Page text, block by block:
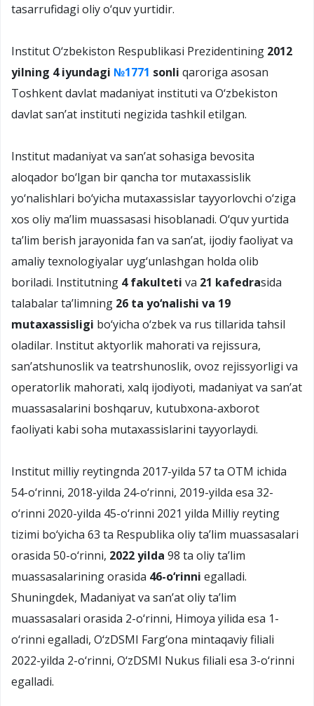
tasarrufidagi oliy о‘quv yurtidir.
Institut О‘zbekiston Respublikasi Prezidentining 2012
yilning 4 iyundagi №1771 sonli qaroriga asosan
Toshkent davlat madaniyat instituti va О‘zbekiston
davlat san’at instituti negizida tashkil etilgan.
Institut madaniyat va san’at sohasiga bevosita
aloqador bо‘lgan bir qancha tor mutaxassislik
yо‘nalishlari bо‘yicha mutaxassislar tayyorlovchi о‘ziga
xos oliy ma’lim muassasasi hisoblanadi. О‘quv yurtida
ta’lim berish jarayonida fan va san’at, ijodiy faoliyat va
amaliy texnologiyalar uyg‘unlashgan holda olib
boriladi. Institutning 4 fakulteti va 21 kafedrasida
talabalar ta’limning 26 ta yо‘nalishi va 19
mutaxassisligi bо‘yicha о‘zbek va rus tillarida tahsil
oladilar. Institut aktyorlik mahorati va rejissura,
san’atshunoslik va teatrshunoslik, ovoz rejissyorligi va
operatorlik mahorati, xalq ijodiyoti, madaniyat va san’at
muassasalarini boshqaruv, kutubxona-axborot
faoliyati kabi soha mutaxassislarini tayyorlaydi.
Institut milliy reytingnda 2017-yilda 57 ta OTM ichida
54-о‘rinni, 2018-yilda 24-о‘rinni, 2019-yilda esa 32-
о‘rinni 2020-yilda 45-о‘rinni 2021 yilda Milliy reyting
tizimi bо‘yicha 63 ta Respublika oliy ta’lim muassasalari
orasida 50-о‘rinni, 2022 yilda 98 ta oliy ta’lim
muassasalarining orasida 46-о‘rinni egalladi.
Shuningdek, Madaniyat va san’at oliy ta’lim
muassasalari orasida 2-о‘rinni, Himoya yilida esa 1-
о‘rinni egalladi, О‘zDSMI Farg‘ona mintaqaviy filiali
2022-yilda 2-о‘rinni, О‘zDSMI Nukus filiali esa 3-о‘rinni
egalladi.